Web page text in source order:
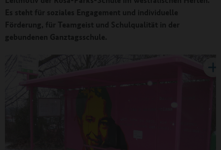
Es steht für soziales Engagement und individuelle
Förderung, für Teamgeist und Schulqualität in der
gebundenen Ganztagsschule.